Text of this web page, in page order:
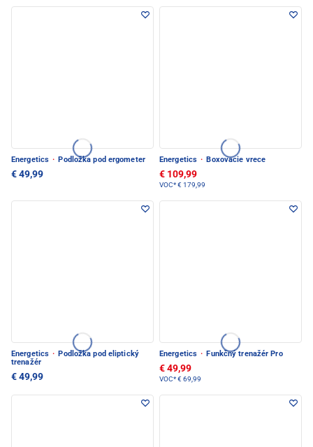
Energetics · Podložka pod ergometer
€ 49,99
Energetics · Boxovacie vrece
€ 109,99
VOC*€ 179,99
Energetics · Podložka pod eliptický
trenažér
€ 49,99
Energetics · Funkčný trenažér Pro
€ 49,99
VOC*€ 69,99